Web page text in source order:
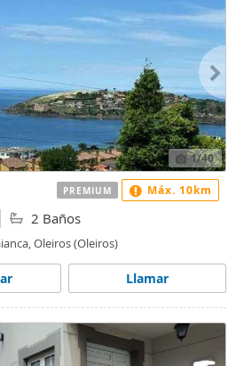
1/40
2 Baños
Oleiros (Oleiros)
Llamar
PREMIUM Máx. 10km